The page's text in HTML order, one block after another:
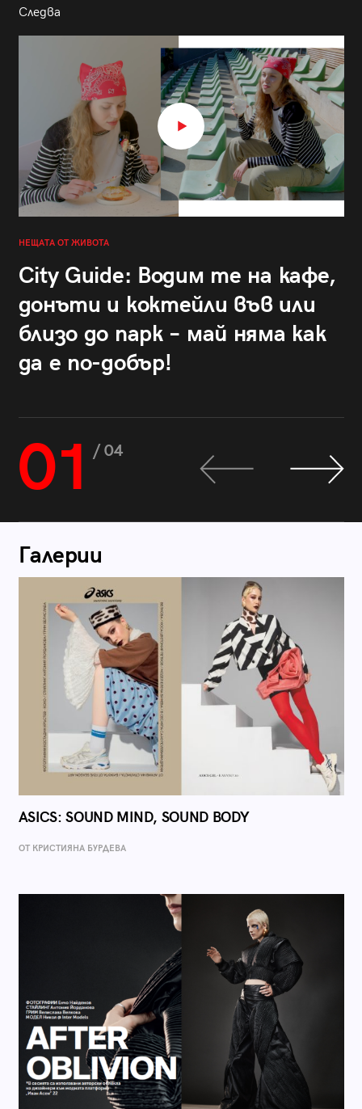
Следва
НЕЩАТА ОТ ЖИВОТА
City Guide: Водим те на кафе,
донъти и коктейли във или
близо до парк – май няма как
да е по-добър!
01 / 04
Галерии
ASICS: SOUND MIND, SOUND BODY
ОТ КРИСТИЯНА БУРДЕВА